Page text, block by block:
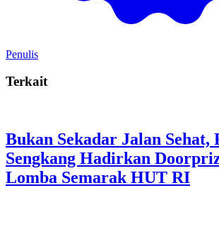
Penulis
Terkait
Bukan Sekadar Jalan Sehat,
Sengkang Hadirkan
Lomba Semarak HUT RI